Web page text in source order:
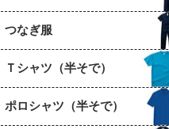
つなぎ服
Ｔシャツ（半そで）
ポロシャツ（半そで）